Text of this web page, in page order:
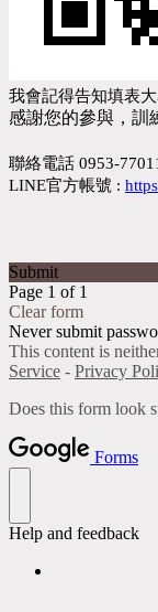
我會記得告知填表
感謝您的參與，訓
聯絡電話 0953-
LINE官方帳號 :
Submit
Page 1 of 1
Clear form
Never submit
This content is
Service - Privacy
Does this form look
Forms
Help and feedback